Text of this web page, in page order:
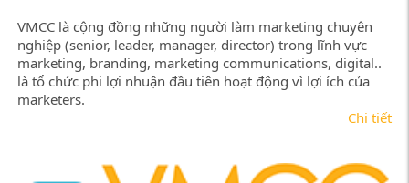
VMCC là cộng đồng những người làm marketing chuyên
nghiệp (senior, leader, manager, director) trong lĩnh vực
marketing, branding, marketing communications, digital..
là tổ chức phi lợi nhuận đầu tiên hoạt động vì lợi ích của
marketers.
Chi tiết